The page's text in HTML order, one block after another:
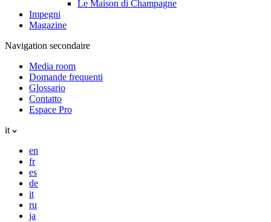
Le Maison di Champagne
Impegni
Magazine
Navigation secondaire
Media room
Domande frequenti
Glossario
Contatto
Espace Pro
it
en
fr
es
de
it
ru
ja